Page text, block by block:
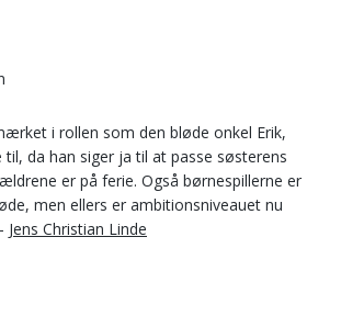
i rollen som den bløde onkel Erik,
da han siger ja til at passe søsterens
er på ferie. Også børnespillerne er
men ellers er ambitionsniveauet nu
Jens Christian Linde